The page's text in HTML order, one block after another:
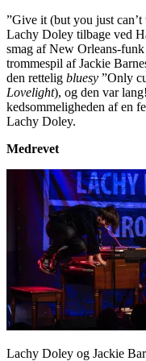
”Give it (but you just can’t
Lachy Doley tilbage ved
smag af New Orleans-
trommespil af Jackie
den rettelig bluesy ”Only
Lovelight), og den var
kedsommeligheden af en
Lachy Doley.
Medrevet
Lachy Doley og Jackie